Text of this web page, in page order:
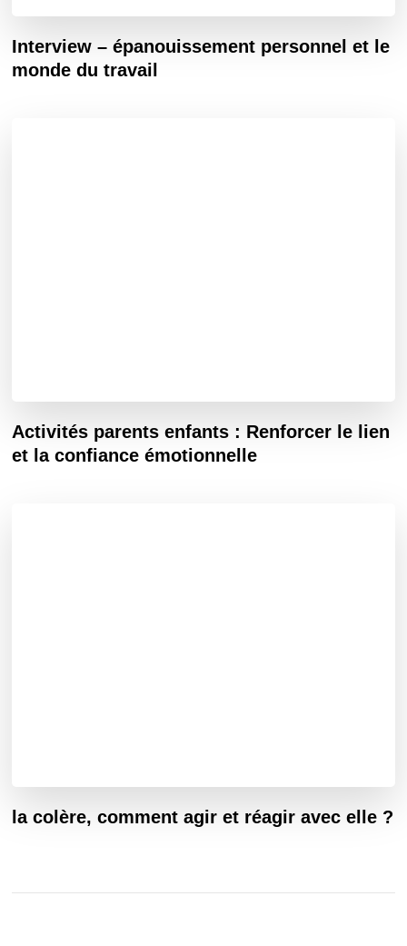
Interview – épanouissement personnel et le
monde du travail
Activités parents enfants : Renforcer le lien
et la confiance émotionnelle
la colère, comment agir et réagir avec elle ?